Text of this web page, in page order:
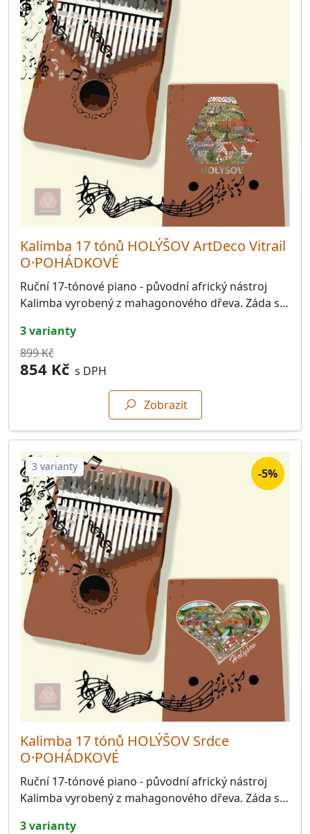
Kalimba 17 tónů HOLÝŠOV ArtDeco Vitrail
O·POHÁDKOVÉ
Ruční 17-tónové piano - původní africký nástroj
Kalimba vyrobený z mahagonového dřeva. Záda s…
3 varianty
899 Kč
854 Kč s DPH
Zobrazit
3 varianty -5%
Kalimba 17 tónů HOLÝŠOV Srdce
O·POHÁDKOVÉ
Ruční 17-tónové piano - původní africký nástroj
Kalimba vyrobený z mahagonového dřeva. Záda s…
3 varianty